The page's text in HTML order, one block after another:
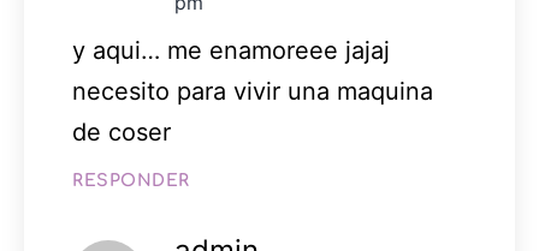
y aqui… me enamoreee jajaj
necesito para vivir una maquina
de coser
RESPONDER